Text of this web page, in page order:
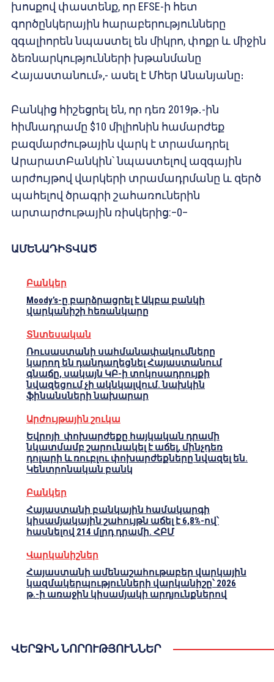
խոսքով փաստենք, որ EFSE-ի հետ
գործընկերային հարաբերությունները
զգալիորեն նպաստել են միկրո, փոքր և միջին
ձեռնարկությունների խթանմանը
Հայաստանում»,- ասել է Մհեր Անանյանը։
Բանկից հիշեցրել են, որ դեռ 2019թ․-ին
հիմնադրամը $10 միլիոնին համարժեք
բազմարժութային վարկ է տրամադրել
ԱրարատԲանկին՝ նպաստելով ազգային
արժույթով վարկերի տրամադրմանը և զերծ
պահելով ծրագրի շահառուներին
արտարժութային ռիսկերից:–0–
ԱՄԵՆԱԴԻՏՎԱԾ
Բանկեր
Moody’s-ը բարձրացրել է Ակբա բանկի
վարկանիշի հեռանկարը
Տնտեսական
Ռուսաստանի սահմանափակումները
կարող են դանդաղեցնել Հայաստանում
գնաճը, սակայն ԿԲ-ի տոկոսադրույքի
նվազեցում չի ակնկալվում. նախկին
ֆինանսների նախարար
Արժույթային շուկա
Եվրոյի փոխարժեքը հայկական դրամի
նկատմամբ շարունակել է աճել, մինչդեռ
դոլարի և ռուբլու փոխարժեքները նվազել են.
Կենտրոնական բանկ
Բանկեր
Հայաստանի բանկային համակարգի
կիսամյակային շահույթն աճել է 6,8%-ով՝
հասնելով 214 մլրդ դրամի. ՀԲՄ
Վարկանիշներ
Հայաստանի ամենաշահութաբեր վարկային
կազմակերպությունների վարկանիշը՝ 2026
թ.-ի առաջին կիսամյակի արդյունքներով
ՎԵՐՋԻՆ ՆՈՐՈՒԹՅՈՒՆՆԵՐ